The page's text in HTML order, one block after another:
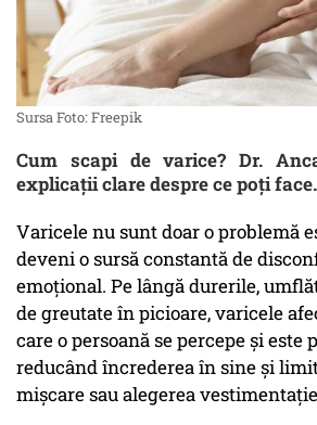
Sursa Foto: Freepik
Cum scapi de varice? Dr.
explicații clare despre ce poți face.
Varicele nu sunt doar o problemă
deveni o sursă constantă de
emoțional. Pe lângă durerile,
de greutate în picioare, varicele
care o persoană se percepe și este
reducând încrederea în sine și
mișcare sau alegerea